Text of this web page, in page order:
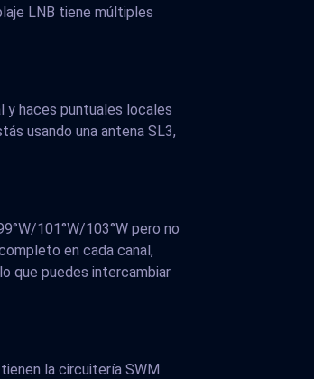
LNB tiene múltiples
y haces puntuales locales
usando una antena SL3,
101°W/103°W pero no
en cada canal,
que puedes intercambiar
la circuitería SWM